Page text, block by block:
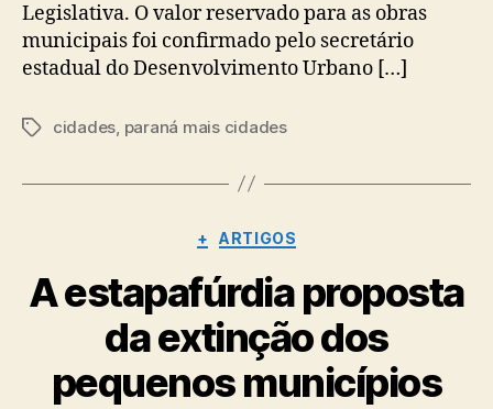
Legislativa. O valor reservado para as obras
municipais foi confirmado pelo secretário
estadual do Desenvolvimento Urbano […]
Tagscidades, paraná mais cidades
Categorias
+ ARTIGOS
A estapafúrdia proposta
da extinção dos
pequenos municípios